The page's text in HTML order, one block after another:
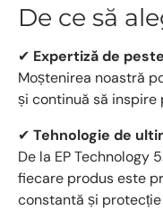
De ce să
✔ Expertiză de
Moștenirea noastră
și continuă să inspire
✔ Tehnologie de
De la EP Technology
fiecare produs este
constantă și